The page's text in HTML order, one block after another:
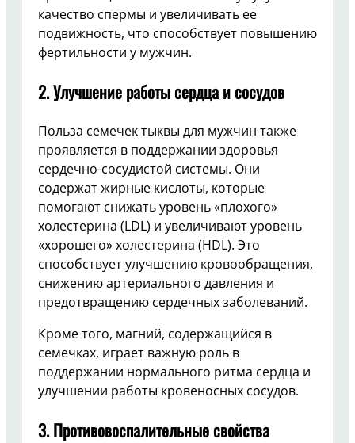
качество спермы и увеличивать ее
подвижность, что способствует повышению
фертильности у мужчин.
2. Улучшение работы сердца и сосудов
Польза семечек тыквы для мужчин также
проявляется в поддержании здоровья
сердечно-сосудистой системы. Они
содержат жирные кислоты, которые
помогают снижать уровень «плохого»
холестерина (LDL) и увеличивают уровень
«хорошего» холестерина (HDL). Это
способствует улучшению кровообращения,
снижению артериального давления и
предотвращению сердечных заболеваний.
Кроме того, магний, содержащийся в
семечках, играет важную роль в
поддержании нормального ритма сердца и
улучшении работы кровеносных сосудов.
3. Противовоспалительные свойства